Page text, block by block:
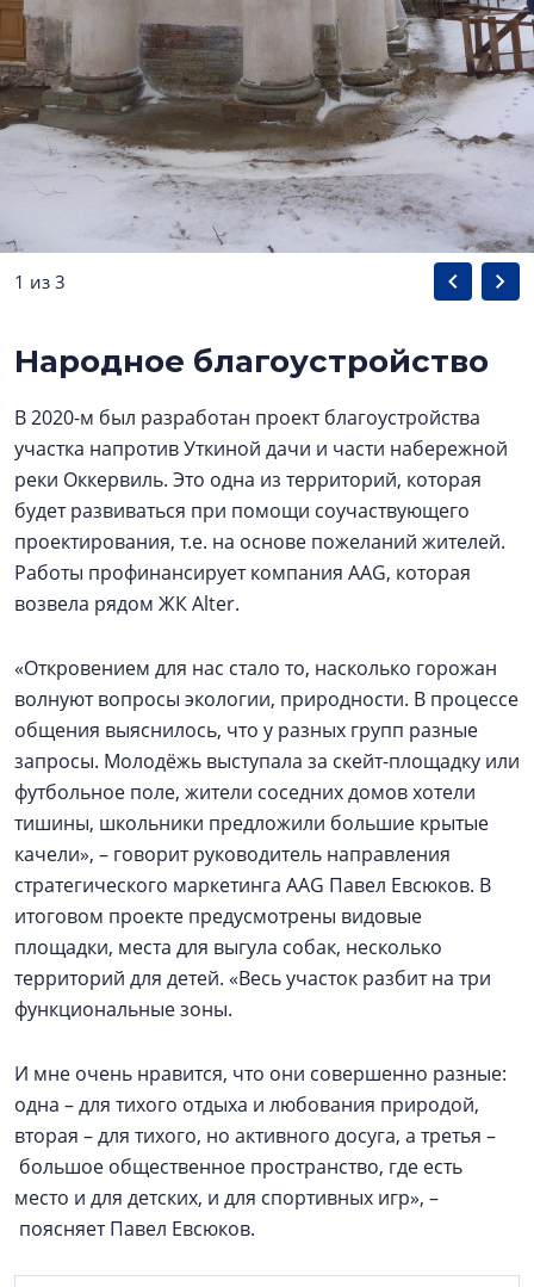
1 из 3
Народное благоустройство
В 2020-м был разработан проект благоустройства
участка напротив Уткиной дачи и части набережной
реки Оккервиль. Это одна из территорий, которая
будет развиваться при помощи соучаствующего
проектирования, т.е. на основе пожеланий жителей.
Работы профинансирует компания AAG, которая
возвела рядом ЖК Alter.
«Откровением для нас стало то, насколько горожан
волнуют вопросы экологии, природности. В процессе
общения выяснилось, что у разных групп разные
запросы. Молодёжь выступала за скейт-площадку или
футбольное поле, жители соседних домов хотели
тишины, школьники предложили большие крытые
качели», – говорит руководитель направления
стратегического маркетинга AAG Павел Евсюков. В
итоговом проекте предусмотрены видовые
площадки, места для выгула собак, несколько
территорий для детей. «Весь участок разбит на три
функциональные зоны.
И мне очень нравится, что они совершенно разные:
одна – для тихого отдыха и любования природой,
вторая – для тихого, но активного досуга, а третья –
большое общественное пространство, где есть
место и для детских, и для спортивных игр», –
поясняет Павел Евсюков.